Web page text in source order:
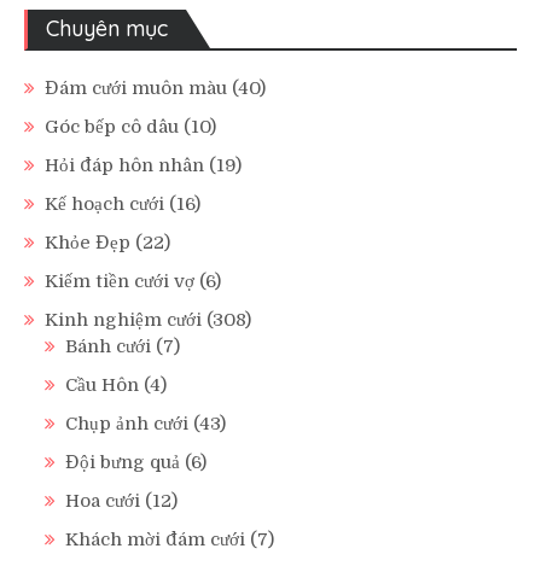
Chuyên mục
Đám cưới muôn màu (40)
Góc bếp cô dâu (10)
Hỏi đáp hôn nhân (19)
Kế hoạch cưới (16)
Khỏe Đẹp (22)
Kiếm tiền cưới vợ (6)
Kinh nghiệm cưới (308)
Bánh cưới (7)
Cầu Hôn (4)
Chụp ảnh cưới (43)
Đội bưng quả (6)
Hoa cưới (12)
Khách mời đám cưới (7)